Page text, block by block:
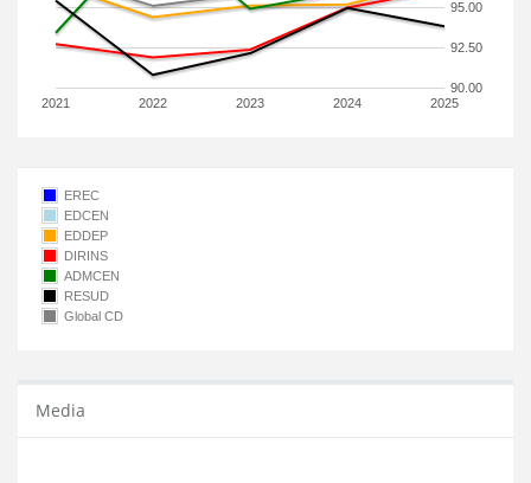
2021 2022 2023 2024 2025
90.00
92.50
95.00
EREC
EDCEN
EDDEP
DIRINS
ADMCEN
RESUD
Global CD
Media